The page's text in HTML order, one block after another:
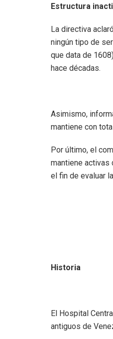
Estructura
La directiva
ningún tipo de
que data de
hace décadas.
Asimismo,
mantiene con
Por último, el
mantiene
el fin de evaluar
Historia
El Hospital
antiguos de